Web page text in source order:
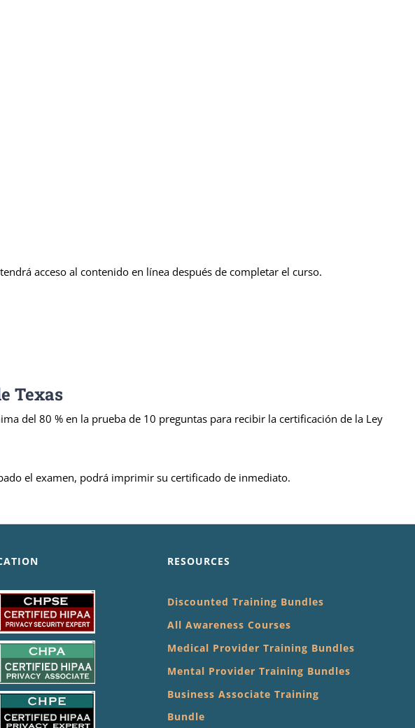
acceso al contenido en línea después de completar el curso.
Texas
del 80 % en la prueba de 10 preguntas para recibir la certificación de la Ley
el examen, podrá imprimir su certificado de inmediato.
RESOURCES
Discounted Training Bundles
All Awareness Courses
Medical Provider Training Bundles
Mental Provider Training Bundles
Business Associate Training
Bundle